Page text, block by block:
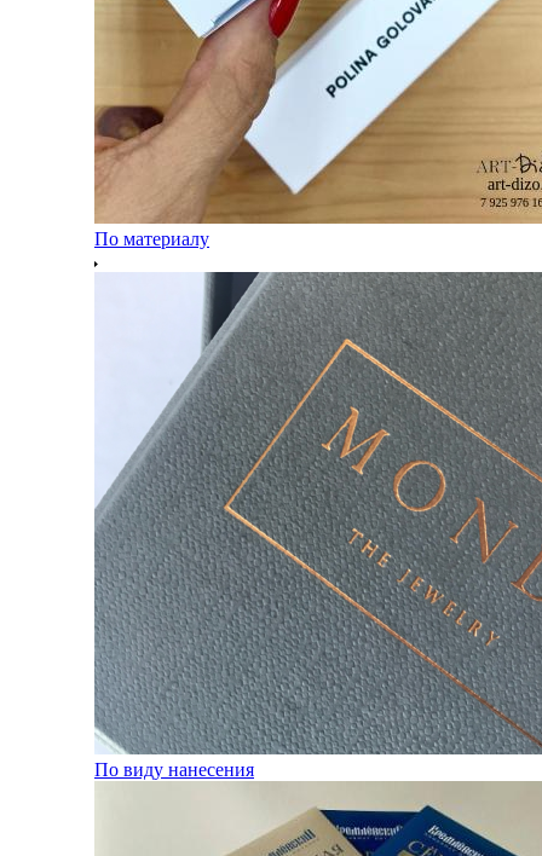
По материалу
По виду нанесения